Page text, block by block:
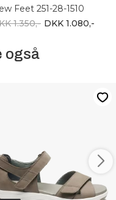
Feet 251-28-1510
1.350,- DKK 1.080,-
også